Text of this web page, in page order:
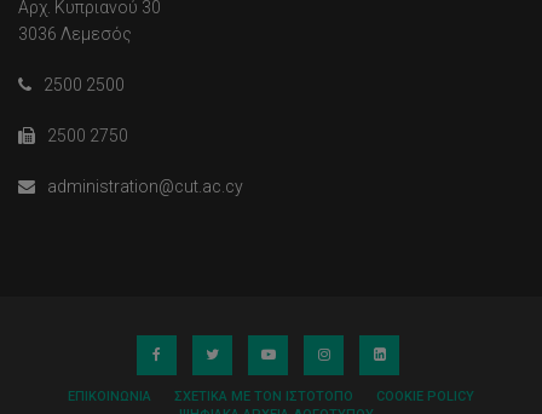
Αρχ. Κυπριανού 30
3036 Λεμεσός
2500 2500
2500 2750
administration@cut.ac.cy
ΕΠΙΚΟΙΝΩΝΊΑ ΣΧΕΤΙΚΆ ΜΕ ΤΟΝ ΙΣΤΌΤΟΠΟ
COOKIE POLICY